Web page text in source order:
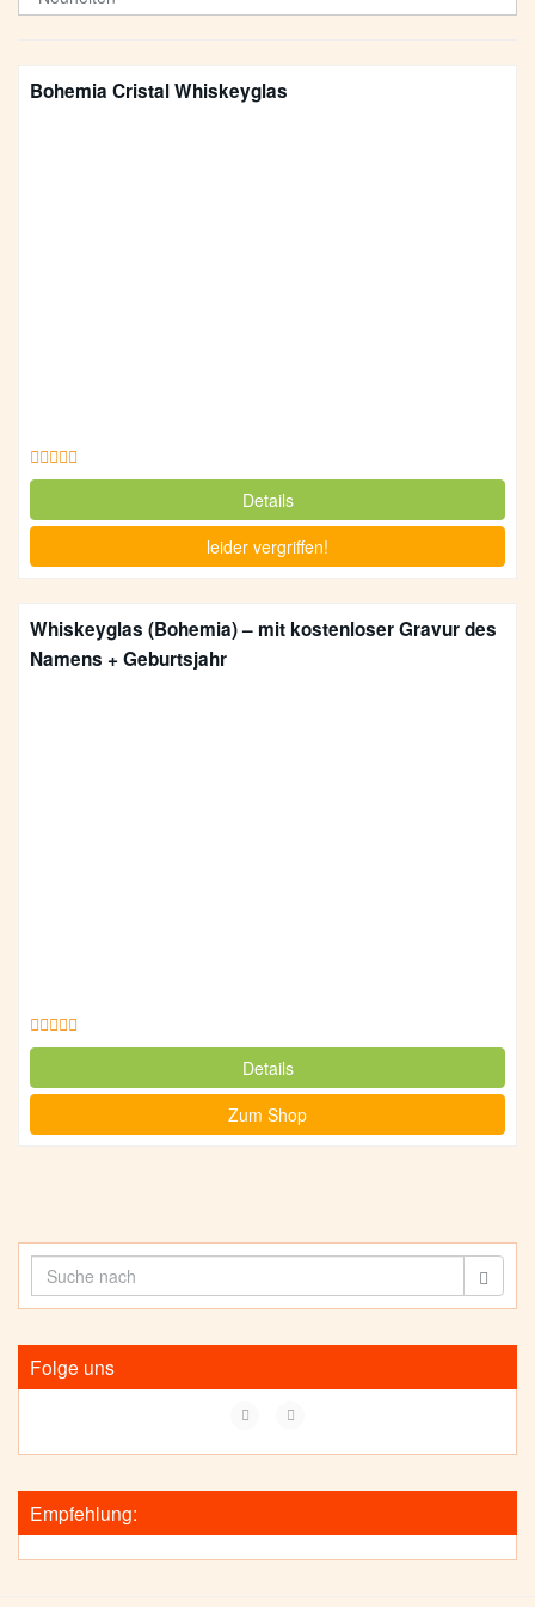
Bohemia Cristal Whiskeyglas
Details
leider vergriffen!
Whiskeyglas (Bohemia) – mit kostenloser Gravur des
Namens + Geburtsjahr
Details
Zum Shop
Folge uns
Empfehlung: